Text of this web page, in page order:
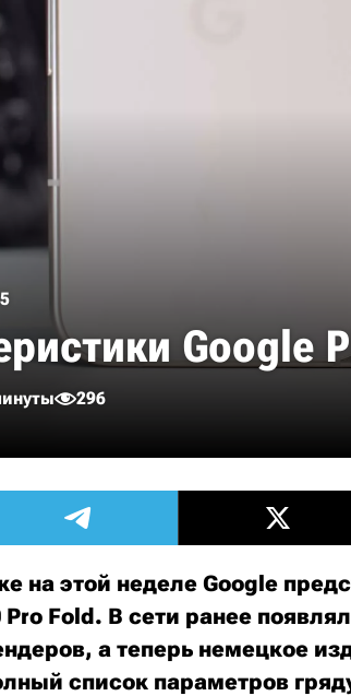
296
на этой неделе Google
Pro Fold. В сети ранее
а теперь немецкое
список параметров